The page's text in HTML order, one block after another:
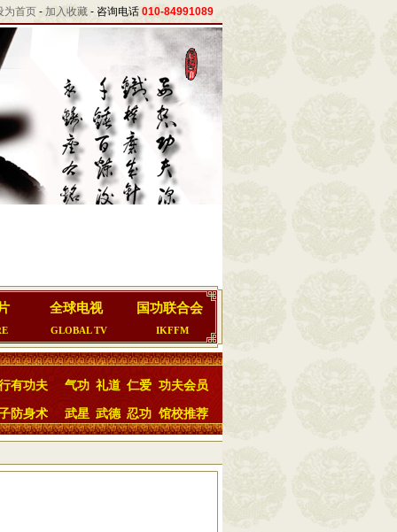
为首页 -加入收藏 - 咨询电话 010-84991089
全球电视
GLOBAL TV
国功联合会
IKFFM
有功夫 气功 礼道 仁爱 功夫会员
防身术 武星 武德 忍功 馆校推荐